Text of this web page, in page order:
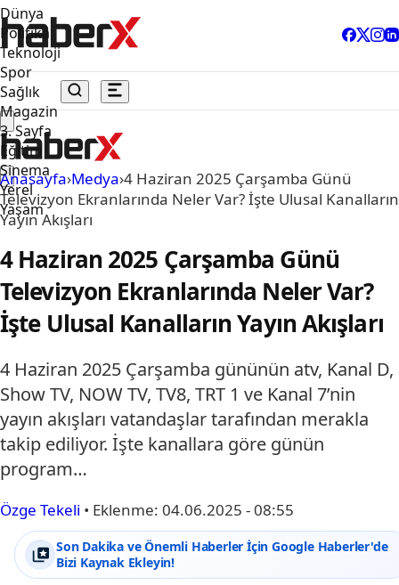
Dünya
Politika
Teknoloji
Spor
Sağlık
Magazin
3. Sayfa
Eğitim
Sinema
Yerel
Yaşam
Anasayfa›Medya›4 Haziran 2025 Çarşamba Günü
Televizyon Ekranlarında Neler Var? İşte Ulusal Kanalların
Yayın Akışları
4 Haziran 2025 Çarşamba Günü
Televizyon Ekranlarında Neler Var?
İşte Ulusal Kanalların Yayın Akışları
4 Haziran 2025 Çarşamba gününün atv, Kanal D,
Show TV, NOW TV, TV8, TRT 1 ve Kanal 7’nin
yayın akışları vatandaşlar tarafından merakla
takip ediliyor. İşte kanallara göre günün
program…
Özge Tekeli • Eklenme: 04.06.2025 - 08:55
Son Dakika ve Önemli Haberler İçin Google Haberler'de
Bizi Kaynak Ekleyin!